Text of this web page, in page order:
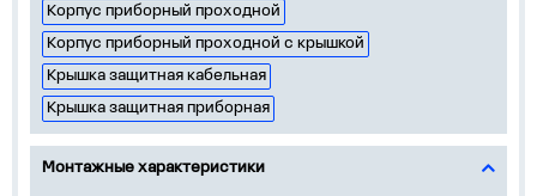
Корпус приборный проходной
Корпус приборный проходной с крышкой
Крышка защитная кабельная
Крышка защитная приборная
Монтажные характеристики